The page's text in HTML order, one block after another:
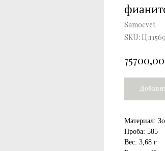
Samocvet
SKU:
75700,00
Материал:
Проба: 585
Вес: 3,68 г